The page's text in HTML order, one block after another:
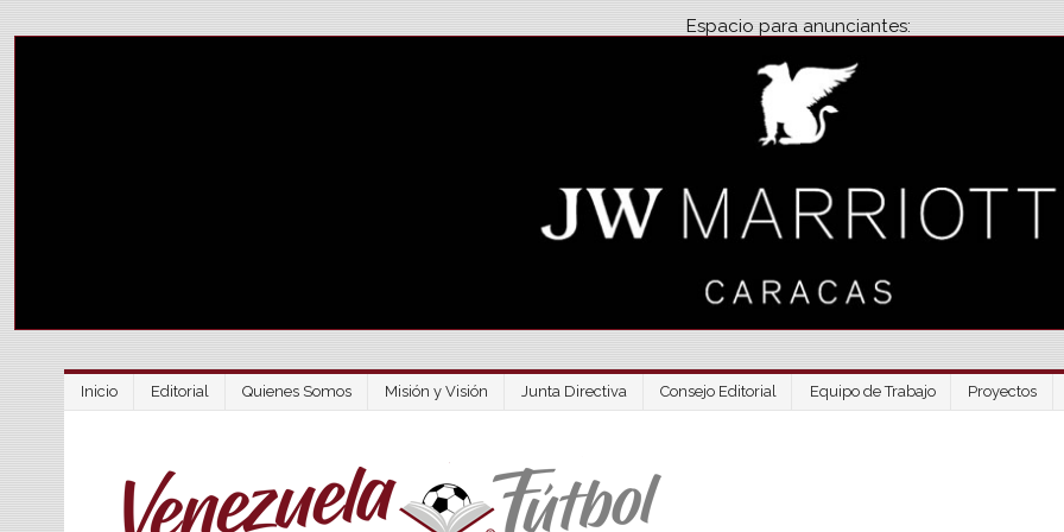
Espacio para anunciantes:
Inicio Editorial Quienes Somos Misión y Visión Junta Directiva Consejo Editorial Equipo de Trabajo Proyectos